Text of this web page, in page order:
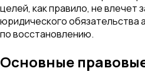
целей, как правило, не влечет
юридического обязательства
по восстановлению.
Основные